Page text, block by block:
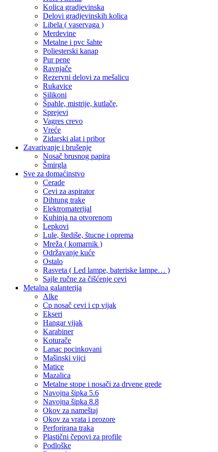
Kolica gradjevinska
Delovi gradjevinskih kolica
Libela ( vaservaga )
Merdevine
Metalne i pvc šahte
Poliesterski kanap
Pur pene
Ravnjače
Rezervni delovi za mešalicu
Rukavice
Silikoni
Špahle, mistrije, kutlače,
Sprejevi
Vagres crevo
Vreće
Zidarski alat i pribor
Zavarivanje i brušenje
Nosač brusnog papira
Šmirgla
Sve za domaćinstvo
Cerade
Cevi za aspirator
Dihtung trake
Elektromaterijal
Kuhinja na otvorenom
Lepkovi
Lule, štediše, štucne i oprema
Mreža ( komarnik )
Održavanje kuće
Ostalo
Rasveta ( Led lampe, bateriske lampe… )
Sajle ručne za čišćenje cevi
Metalna galanterija
Alke
Cp nosač cevi i cp vijak
Ekseri
Hangar vijak
Karabiner
Koturače
Lanac pocinkovani
Mašinski vijci
Matice
Mazalica
Metalne stope i nosači za drvene grede
Navojna šipka 5.6
Navojna šipka 8.8
Okov za nameštaj
Okov za vrata i prozore
Perforirana traka
Plastični čepovi za profile
Podloške